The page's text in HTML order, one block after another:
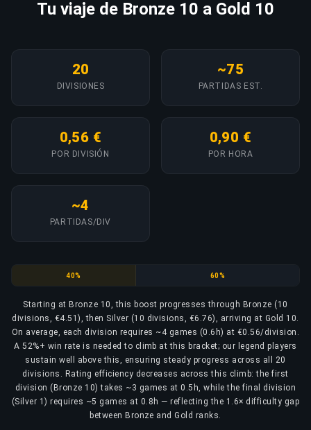
Tu viaje de Bronze 10 a Gold 10
20
DIVISIONES
~75
PARTIDAS EST.
0,56 €
POR DIVISIÓN
0,90 €
POR HORA
~4
PARTIDAS/DIV
Bronze
40% Silver
60%
Starting at Bronze 10, this boost progresses through Bronze (10
divisions, €4.51), then Silver (10 divisions, €6.76), arriving at Gold 10.
On average, each division requires ~4 games (0.6h) at €0.56/division.
A 52%+ win rate is needed to climb at this bracket; our legend players
sustain well above this, ensuring steady progress across all 20
divisions. Rating efficiency decreases across this climb: the first
division (Bronze 10) takes ~3 games at 0.5h, while the final division
(Silver 1) requires ~5 games at 0.8h — reflecting the 1.6× difficulty gap
between Bronze and Gold ranks.